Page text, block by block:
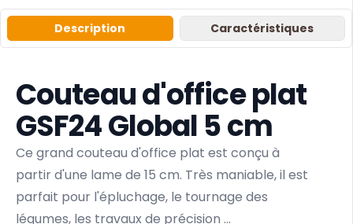
Description Caractéristiques
Couteau d'office plat
GSF24 Global 5 cm
Ce grand couteau d'office plat est conçu à
partir d'une lame de 15 cm. Très maniable, il est
parfait pour l'épluchage, le tournage des
légumes, les travaux de précision ...